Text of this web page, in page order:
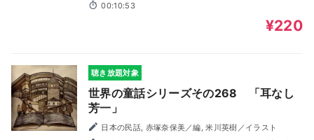
00:10:53
¥220
聴き放題対象
世界の童話シリーズその268 「耳なし
芳一」
日本の民話, 赤塚奈保美／編, 米川英樹／イラスト